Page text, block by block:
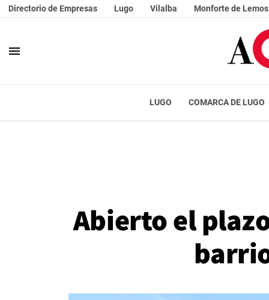
Directorio de Empresas Lugo Vilalba Monforte de Lemos
menu
LUGO COMARCA DE LUGO
Abierto el